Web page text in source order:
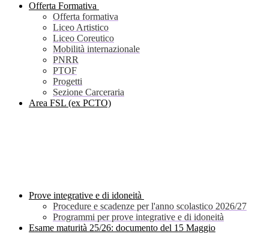
Offerta Formativa
Offerta formativa
Liceo Artistico
Liceo Coreutico
Mobilità internazionale
PNRR
PTOF
Progetti
Sezione Carceraria
Area FSL (ex PCTO)
Prove integrative e di idoneità
Procedure e scadenze per l'anno scolastico 2026/27
Programmi per prove integrative e di idoneità
Esame maturità 25/26: documento del 15 Maggio